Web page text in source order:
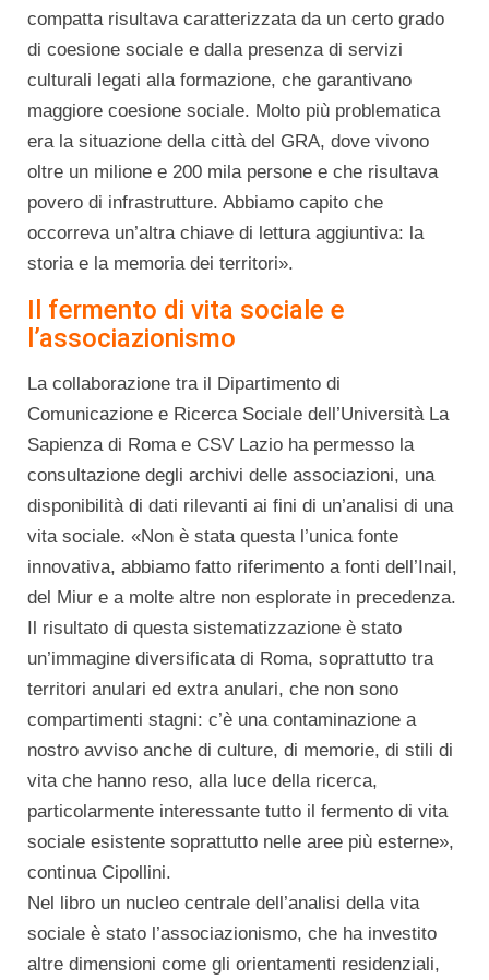
compatta risultava caratterizzata da un certo grado
di coesione sociale e dalla presenza di servizi
culturali legati alla formazione, che garantivano
maggiore coesione sociale. Molto più problematica
era la situazione della città del GRA, dove vivono
oltre un milione e 200 mila persone e che risultava
povero di infrastrutture. Abbiamo capito che
occorreva un’altra chiave di lettura aggiuntiva: la
storia e la memoria dei territori».
Il fermento di vita sociale e
l’associazionismo
La collaborazione tra il Dipartimento di
Comunicazione e Ricerca Sociale dell’Università La
Sapienza di Roma e CSV Lazio ha permesso la
consultazione degli archivi delle associazioni, una
disponibilità di dati rilevanti ai fini di un’analisi di una
vita sociale. «Non è stata questa l’unica fonte
innovativa, abbiamo fatto riferimento a fonti dell’Inail,
del Miur e a molte altre non esplorate in precedenza.
Il risultato di questa sistematizzazione è stato
un’immagine diversificata di Roma, soprattutto tra
territori anulari ed extra anulari, che non sono
compartimenti stagni: c’è una contaminazione a
nostro avviso anche di culture, di memorie, di stili di
vita che hanno reso, alla luce della ricerca,
particolarmente interessante tutto il fermento di vita
sociale esistente soprattutto nelle aree più esterne»,
continua Cipollini.
Nel libro un nucleo centrale dell’analisi della vita
sociale è stato l’associazionismo, che ha investito
altre dimensioni come gli orientamenti residenziali,